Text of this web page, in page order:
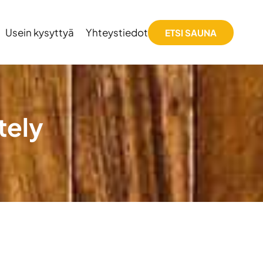
Usein kysyttyä Yhteystiedot ETSI SAUNA